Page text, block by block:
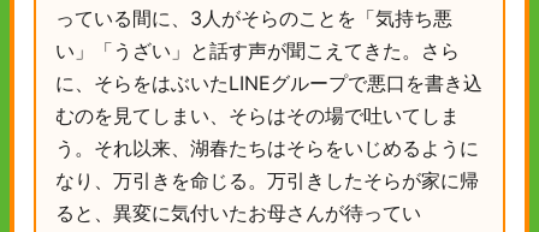
っている間に、3人がそらのことを「気持ち悪
い」「うざい」と話す声が聞こえてきた。さら
に、そらをはぶいたLINEグループで悪口を書き込
むのを見てしまい、そらはその場で吐いてしま
う。それ以来、湖春たちはそらをいじめるように
なり、万引きを命じる。万引きしたそらが家に帰
ると、異変に気付いたお母さんが待ってい